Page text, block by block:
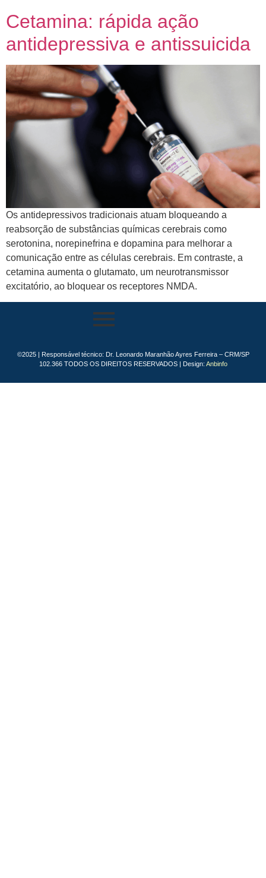
Cetamina: rápida ação
antidepressiva e antissuicida
Os antidepressivos tradicionais atuam bloqueando a
reabsorção de substâncias químicas cerebrais como
serotonina, norepinefrina e dopamina para melhorar a
comunicação entre as células cerebrais. Em contraste, a
cetamina aumenta o glutamato, um neurotransmissor
excitatório, ao bloquear os receptores NMDA.
©2025 | Responsável técnico: Dr. Leonardo Maranhão Ayres Ferreira – CRM/SP
102.366 TODOS OS DIREITOS RESERVADOS | Design: Anbinfo